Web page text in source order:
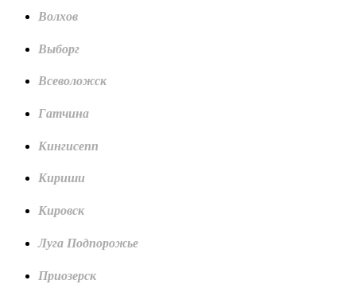
Волхов
Выборг
Всеволожск
Гатчина
Кингисепп
Кириши
Кировск
Луга Подпорожье
Приозерск